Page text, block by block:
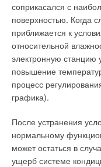
соприкасался с
поверхностью. Когда
приближается к
относительной
электронную станцию
повышение
процесс
графика).
После устранения
нормальному
может остаться в
ущерб системе